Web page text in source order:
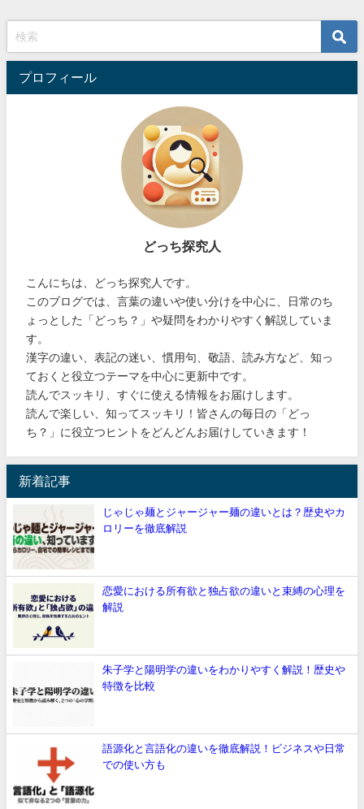
プロフィール
どっち探究人
こんにちは、どっち探究人です。
このブログでは、言葉の違いや使い分けを中心に、日常のち
ょっとした「どっち？」や疑問をわかりやすく解説していま
す。
漢字の違い、表記の迷い、慣用句、敬語、読み方など、知っ
ておくと役立つテーマを中心に更新中です。
読んでスッキリ、すぐに使える情報をお届けします。
読んで楽しい、知ってスッキリ！皆さんの毎日の「どっ
ち？」に役立つヒントをどんどんお届けしていきます！
新着記事
じゃじゃ麺とジャージャー麺の違いとは？歴史やカ
ロリーを徹底解説
恋愛における所有欲と独占欲の違いと束縛の心理を
解説
朱子学と陽明学の違いをわかりやすく解説！歴史や
特徴を比較
語源化と言語化の違いを徹底解説！ビジネスや日常
での使い方も